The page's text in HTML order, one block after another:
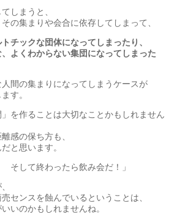
しまうと、
の集まりや会合に依存してしまって、
チックな団体になってしまったり、
よくわからない集団になってしまった
間の集まりになってしまうケースが
す。
を作ることは大切なことかもしれません
感の保ち方も、
と思います。
そして終わったら飲み会だ！」
センスを蝕んでいるということは、
いのかもしれませんね。